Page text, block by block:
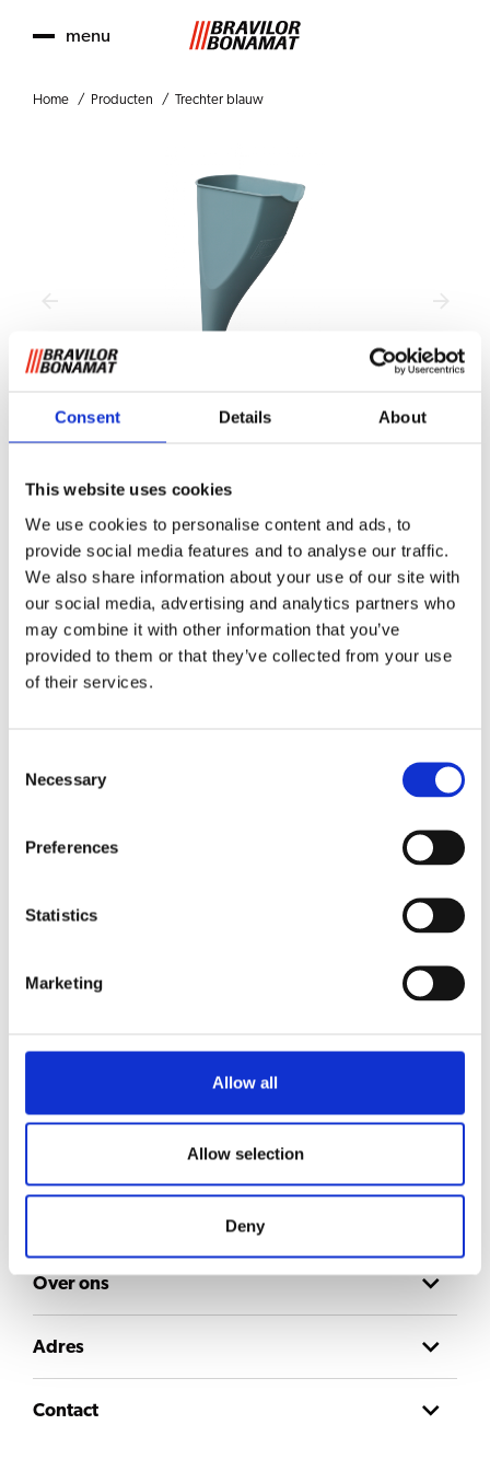
Consent Details About
This website uses cookies
We use cookies to personalise content and ads, to
provide social media features and to analyse our traffic.
We also share information about your use of our site with
our social media, advertising and analytics partners who
may combine it with other information that you’ve
provided to them or that they’ve collected from your use
of their services.
Selection
Necessary
Preferences
Statistics
Marketing
Allow all
Allow selection
Deny
menu
Home Producten Trechter blauw
Trechter blauw
Snelfiltermachines
Meld je aan voor onze nieuwsbrief en ontvang updates rechtstreeks in je inbox
E-mail
Toestemming
Ik ga akkoord met hetprivacybeleid.
Over ons
Adres
Contact